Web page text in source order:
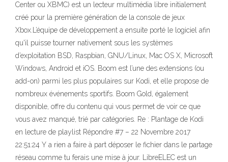
Center ou XBMC) est un lecteur multimédia libre initialement
créé pour la première génération de la console de jeux
Xbox.L’équipe de développement a ensuite porté le logiciel afin
qu'il puisse tourner nativement sous les systèmes
d’exploitation BSD, Raspbian, GNU/Linux, Mac OS X, Microsoft
Windows, Android et iOS. Boom est l’une des extensions (ou
add-on) parmi les plus populaires sur Kodi, et elle propose de
nombreux événements sportifs. Boom Gold, également
disponible, offre du contenu qui vous permet de voir ce que
vous avez manqué, trié par catégories. Re : Plantage de Kodi
en lecture de playlist Répondre #7 – 22 Novembre 2017
22:51:24 Y a rien a faire à part déposer le fichier dans le partage
réseau comme tu ferais une mise à jour. LibreELEC est un